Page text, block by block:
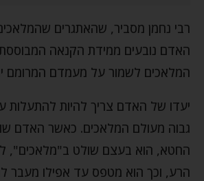
רבי נחמן מסביר, שהאתגרים
האדם נובעים ממידת הקנאה
המלאכים לשמור על מעמדם המרומם
יעדו של האדם צריך להיות להתעלות
גבוה מעולם המלאכים. כאשר האדם
החטא, הוא בעצם שולט ב"מלאכים",
הרע, וכך הוא מטפס עד אפילו מעבר